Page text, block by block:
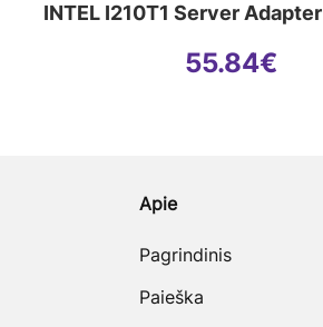
INTEL I210T1 Server
55.84€
Apie
Pagrindinis
Paieška